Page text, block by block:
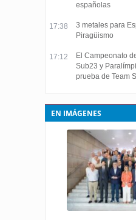
españolas
17:38
3 metales para
Piragüismo
17:12
El Campeonato
Sub23 y
prueba de Team
EN IMÁGENES